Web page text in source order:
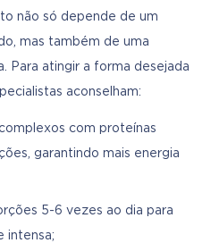
não só depende de um
mas também de uma
Para atingir a forma desejada
aconselham:
com proteínas
garantindo mais energia
5-6 vezes ao dia para
intensa;